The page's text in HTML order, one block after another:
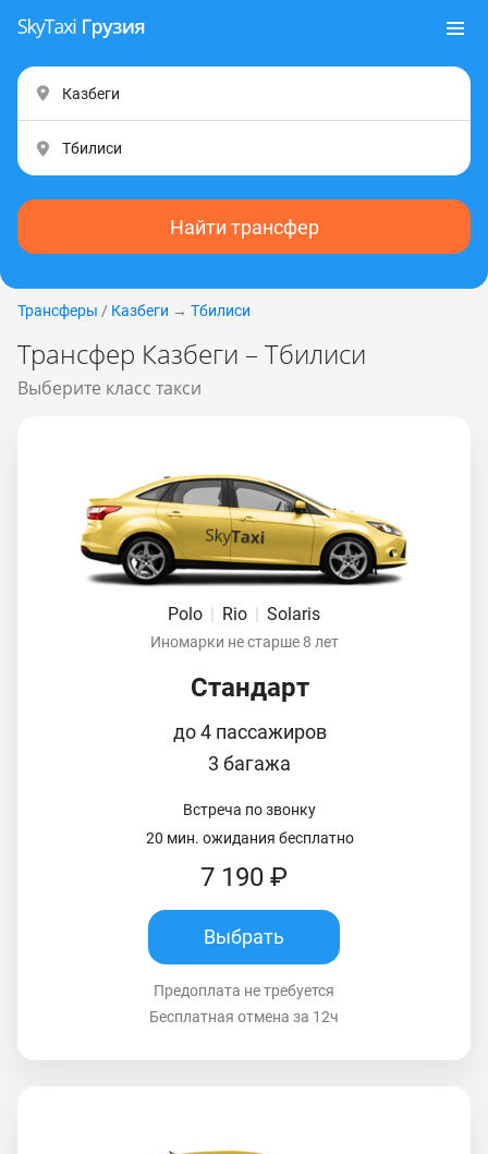
Найти трансфер
Трансферы / Казбеги → Тбилиси
Трансфер Казбеги – Тбилиси
Выберите класс такси
Polo | Rio | Solaris
Иномарки не старше 8 лет
Стандарт
до 4 пассажиров
3 багажа
Встреча по звонку
20 мин. ожидания бесплатно
7 190 ₽
Выбрать
Предоплата не требуется
Бесплатная отмена за 12ч